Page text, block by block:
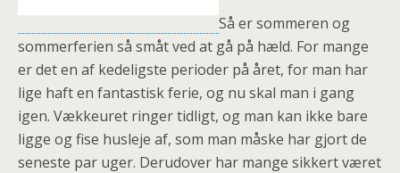
Så er sommeren og
sommerferien så småt ved at gå på hæld. For mange
er det en af kedeligste perioder på året, for man har
lige haft en fantastisk ferie, og nu skal man i gang
igen. Vækkeuret ringer tidligt, og man kan ikke bare
ligge og fise husleje af, som man måske har gjort de
seneste par uger. Derudover har mange sikkert været